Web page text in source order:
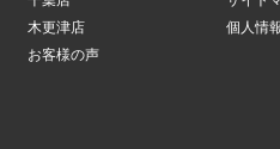
木更津店
お客様の声
個人情